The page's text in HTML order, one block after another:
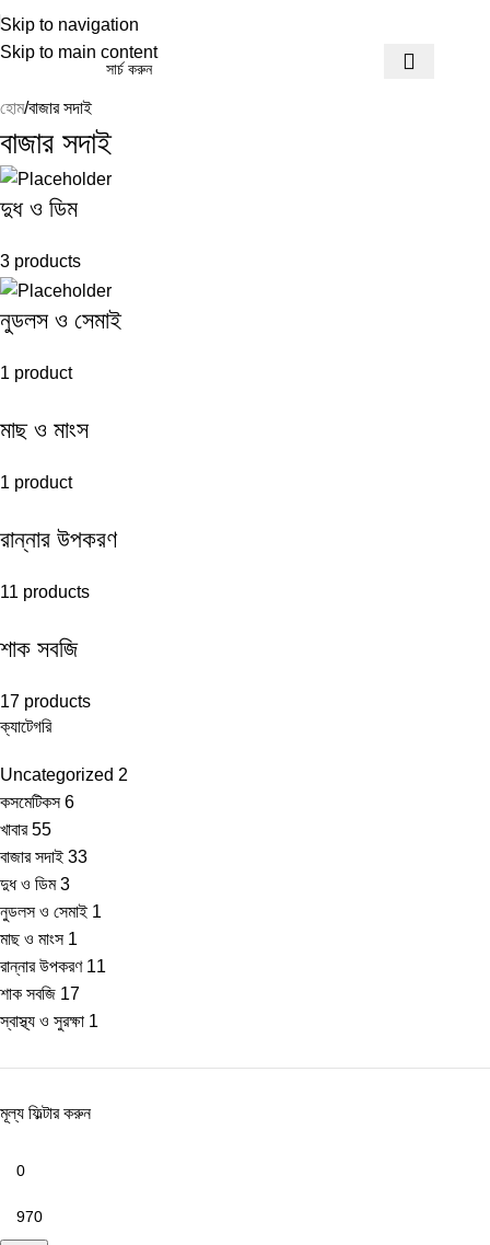
Skip to navigation
Skip to main content
হোম বাজার সদাই
বাজার সদাই
দুধ ও ডিম
3 products
নুডলস ও সেমাই
1 product
মাছ ও মাংস
1 product
রান্নার উপকরণ
11 products
শাক সবজি
17 products
ক্যাটেগরি
Uncategorized 2
কসমেটিকস 6
খাবার 55
বাজার সদাই 33
দুধ ও ডিম 3
নুডলস ও সেমাই 1
মাছ ও মাংস 1
রান্নার উপকরণ 11
শাক সবজি 17
স্বাস্থ্য ও সুরক্ষা 1
মূল্য ফিল্টার করুন